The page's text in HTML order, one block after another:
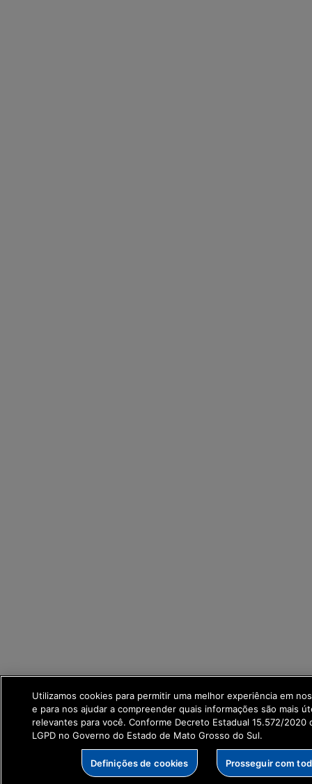
Utilizamos cookies para permitir uma melhor experiência em
e para nos ajudar a compreender quais informações são mais
relevantes para você. Conforme Decreto Estadual 15.572/2020
LGPD no Governo do Estado de Mato Grosso do Sul.
Definições de cookies Prosseguir com